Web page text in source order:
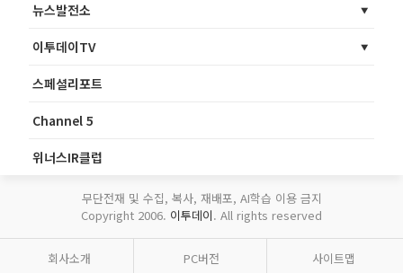
뉴스발전소
이투데이TV
스페셜리포트
Channel 5
위너스IR클럽
무단전재 및 수집, 복사, 재배포, AI학습 이용 금지
Copyright 2006. 이투데이. All rights reserved
회사소개 PC버전 사이트맵